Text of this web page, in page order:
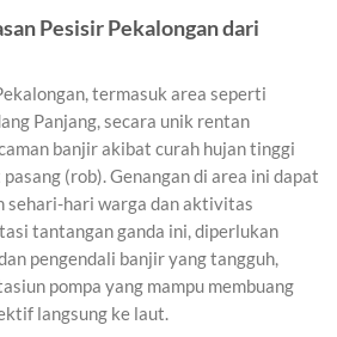
Pesisir Pekalongan dari
termasuk area seperti
Panjang, secara unik rentan
banjir akibat curah hujan tinggi
(rob). Genangan di area ini dapat
sehari-hari warga dan aktivitas
tantangan ganda ini, diperlukan
pengendali banjir yang tangguh,
pompa yang mampu membuang
langsung ke laut.